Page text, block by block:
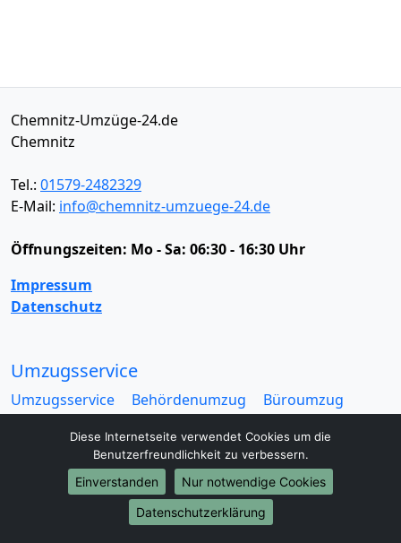
Chemnitz-Umzüge-24.de
Chemnitz
Tel.: 01579-2482329
E-Mail: info@chemnitz-umzuege-24.de
Öffnungszeiten: Mo - Sa: 06:30 - 16:30 Uhr
Impressum
Datenschutz
Umzugsservice
Umzugsservice Behördenumzug
Büroumzug
Mini Umzug
Praxisumzug
Privatumzug
Seniorenumzug
Studentenumzug
Beiladung
Entrümpelung
Halteverbotszone
Klaviertransport
Haushaltsauflösung
Möbeltaxi
Möbelmitfahrzentrale
Umzugskartons
Diese Internetseite verwendet Cookies um die
Benutzerfreundlichkeit zu verbessern.
Einverstanden
Nur notwendige Cookies
Datenschutzerklärung